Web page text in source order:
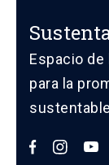
Espacio
para la